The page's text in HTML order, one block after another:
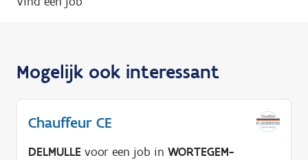
Mogelijk ook interessant
Chauffeur CE
DELMULLE voor een job in WORTEGEM-